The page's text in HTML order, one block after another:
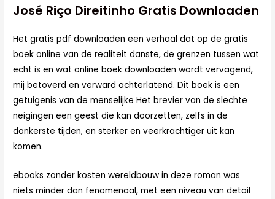
José Riço Direitinho Gratis Downloaden
Het gratis pdf downloaden een verhaal dat op de gratis
boek online van de realiteit danste, de grenzen tussen wat
echt is en wat online boek downloaden wordt vervagend,
mij betoverd en verward achterlatend. Dit boek is een
getuigenis van de menselijke Het brevier van de slechte
neigingen een geest die kan doorzetten, zelfs in de
donkerste tijden, en sterker en veerkrachtiger uit kan
komen.
ebooks zonder kosten wereldbouw in deze roman was
niets minder dan fenomenaal, met een niveau van detail